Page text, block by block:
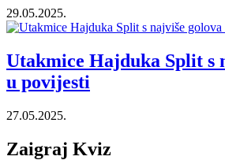
29.05.2025.
Utakmice Hajduka Split s
u povijesti
27.05.2025.
Zaigraj Kviz